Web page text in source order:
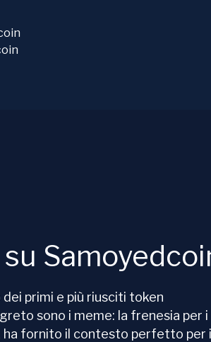
primi e più riusciti token
sono i meme: la frenesia per i
ha fornito il contesto perfetto per il